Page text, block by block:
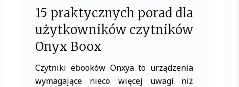
15 praktycznych porad dla
użytkowników czytników
Onyx Boox
Czytniki ebooków Onxya to urządzenia
wymagające nieco więcej uwagi niż